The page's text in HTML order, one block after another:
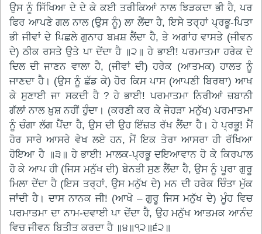
ਉਸ ਨੂੰ ਸਿੱਖਿਆ ਦੇ ਦੇ ਕੇ ਕਈ ਤਰੀਕਿਆਂ ਨਾਲ ਝਿੜਕਦਾ ਭੀ ਹੈ, ਪਰ
ਫਿਰ ਆਪਣੇ ਗਲ ਨਾਲ (ਉਸ ਨੂੰ) ਲਾ ਲੈਂਦਾ ਹੈ, ਇਸੇ ਤਰ੍ਹਾਂ ਪ੍ਰਭੂ-ਪਿਤਾ
ਭੀ ਜੀਵਾਂ ਦੇ ਪਿਛਲੇ ਗੁਨਾਹ ਬਖ਼ਸ਼ ਲੈਂਦਾ ਹੈ, ਤੇ ਅਗਾਂਹ ਵਾਸਤੇ (ਜੀਵਨ
ਦੇ) ਠੀਕ ਰਸਤੇ ਉਤੇ ਪਾ ਦੇਂਦਾ ਹੈ ॥੨॥ ਹੇ ਭਾਈ! ਪਰਮਾਤਮਾ ਹਰੇਕ ਦੇ
ਦਿਲ ਦੀ ਜਾਣਨ ਵਾਲਾ ਹੈ, (ਜੀਵਾਂ ਦੀ) ਹਰੇਕ (ਆਤਮਕ) ਹਾਲਤ ਨੂੰ
ਜਾਣਦਾ ਹੈ। (ਉਸ ਨੂੰ ਛੱਡ ਕੇ) ਹੋਰ ਕਿਸ ਪਾਸ (ਆਪਣੀ ਬਿਰਥਾ) ਆਖ
ਕੇ ਸੁਣਾਈ ਜਾ ਸਕਦੀ ਹੈ ? ਹੇ ਭਾਈ! ਪਰਮਾਤਮਾ ਨਿਰੀਆਂ ਜ਼ਬਾਨੀ
ਗੱਲਾਂ ਨਾਲ ਖ਼ੁਸ਼ ਨਹੀਂ ਹੁੰਦਾ। (ਕਰਣੀ ਕਰ ਕੇ ਜੇਹੜਾ ਮਨੁੱਖ) ਪਰਮਾਤਮਾ
ਨੂੰ ਚੰਗਾ ਲੱਗ ਪੈਂਦਾ ਹੈ, ਉਸ ਦੀ ਉਹ ਇੱਜ਼ਤ ਰੱਖ ਲੈਂਦਾ ਹੈ। ਹੇ ਪ੍ਰਭੂ! ਮੈਂ
ਹੋਰ ਸਾਰੇ ਆਸਰੇ ਵੇਖ ਲਏ ਹਨ, ਮੈਂ ਇਕ ਤੇਰਾ ਆਸਰਾ ਹੀ ਰੱਖਿਆ
ਹੋਇਆ ਹੈ ॥੩॥ ਹੇ ਭਾਈ! ਮਾਲਕ-ਪ੍ਰਭੂ ਦਇਆਵਾਨ ਹੋ ਕੇ ਕਿਰਪਾਲ
ਹੋ ਕੇ ਆਪ ਹੀ (ਜਿਸ ਮਨੁੱਖ ਦੀ) ਬੇਨਤੀ ਸੁਣ ਲੈਂਦਾ ਹੈ, ਉਸ ਨੂੰ ਪੂਰਾ ਗੁਰੂ
ਮਿਲਾ ਦੇਂਦਾ ਹੈ (ਇਸ ਤਰ੍ਹਾਂ, ਉਸ ਮਨੁੱਖ ਦੇ) ਮਨ ਦੀ ਹਰੇਕ ਚਿੰਤਾ ਮੁੱਕ
ਜਾਂਦੀ ਹੈ। ਦਾਸ ਨਾਨਕ ਜੀ! (ਆਖੋ – ਗੁਰੂ ਜਿਸ ਮਨੁੱਖ ਦੇ) ਮੂੰਹ ਵਿਚ
ਪਰਮਾਤਮਾ ਦਾ ਨਾਮ-ਦਵਾਈ ਪਾ ਦੇਂਦਾ ਹੈ, ਉਹ ਮਨੁੱਖ ਆਤਮਕ ਆਨੰਦ
ਵਿਚ ਜੀਵਨ ਬਿਤੀਤ ਕਰਦਾ ਹੈ ॥੪॥੧੨॥੬੨॥